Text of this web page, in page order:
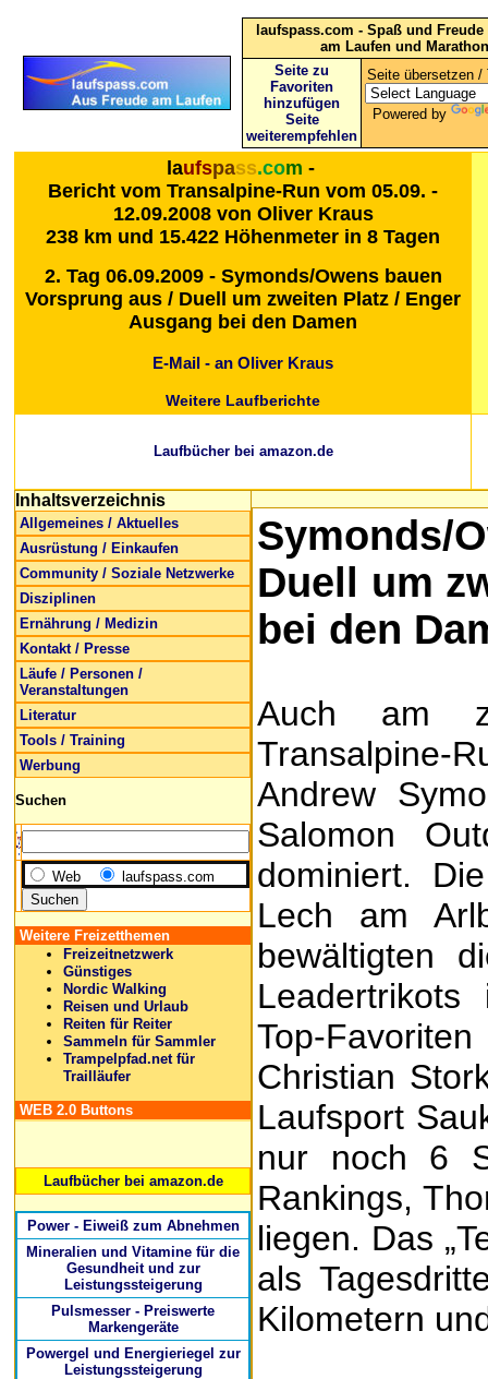
laufspass.com - Spaß und
am Laufen und Marathon
Seite zu
Favoriten
hinzufügen
Seite
weiterempfehlen
Seite übersetzen /
Powered by
laufspass.com -
Bericht vom Transalpine-Run vom 05.09. -
12.09.2008 von Oliver Kraus
238 km und 15.422 Höhenmeter in 8 Tagen
2. Tag 06.09.2009 - Symonds/Owens bauen
Vorsprung aus / Duell um zweiten Platz / Enger
Ausgang bei den Damen
E-Mail - an Oliver Kraus
Weitere Laufberichte
Laufbücher bei amazon.de
Inhaltsverzeichnis
Allgemeines / Aktuelles
Ausrüstung / Einkaufen
Community / Soziale Netzwerke
Disziplinen
Ernährung / Medizin
Kontakt / Presse
Läufe / Personen /
Veranstaltungen
Literatur
Tools / Training
Werbung
Suchen
Web laufspass.com
Weitere Freizetthemen
Freizeitnetzwerk
Günstiges
Nordic Walking
Reisen und Urlaub
Reiten für Reiter
Sammeln für Sammler
Trampelpfad.net für
Trailläufer
WEB 2.0 Buttons
Laufbücher bei amazon.de
Power - Eiweiß zum Abnehmen
Mineralien und Vitamine für die
Gesundheit und zur
Leistungssteigerung
Pulsmesser - Preiswerte
Markengeräte
Powergel und Energieriegel zur
Leistungssteigerung
Symonds/
Duell um
bei den
Auch am
Andrew
Salomon
dominiert.
Lech am
bewältigten
Top-
Christian
Laufsport
nur noch 6
Rankings,
liegen. Das
als
Kilometern